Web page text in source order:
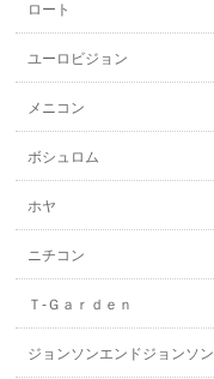
ロート
ユーロビジョン
メニコン
ボシュロム
ホヤ
ニチコン
Ｔ-Ｇａｒｄｅｎ
ジョンソンエンドジョンソン